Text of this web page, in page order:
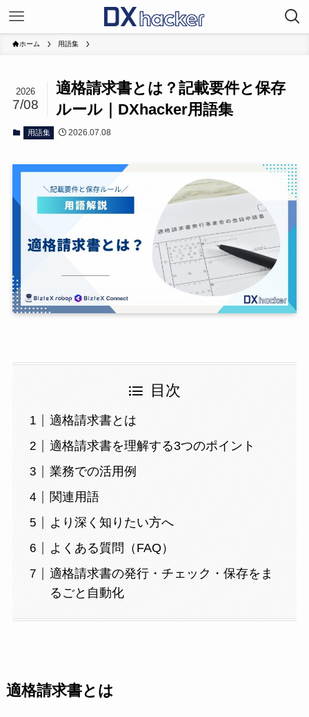
ホーム 用語集
適格請求書とは？記載要件と保存
ルール｜DXhacker用語集
2026
7/08
用語集 2026.07.08
目次
適格請求書とは
適格請求書を理解する3つのポイント
業務での活用例
関連用語
より深く知りたい方へ
よくある質問（FAQ）
適格請求書の発行・チェック・保存をま
るごと自動化
適格請求書とは